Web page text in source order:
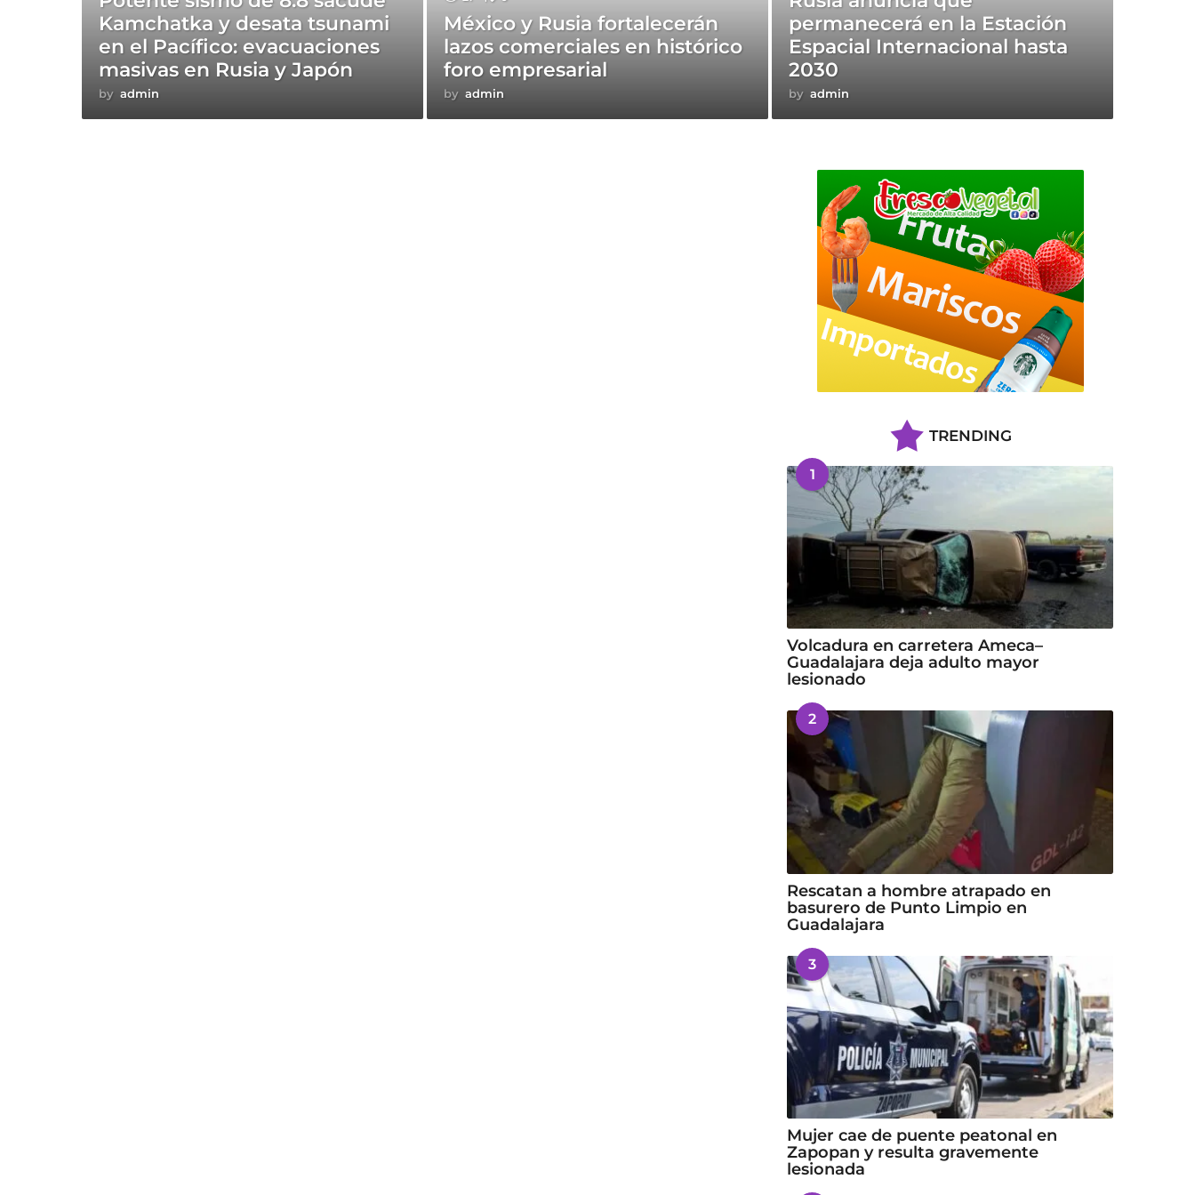
Kamchatka y desata tsunami
en el Pacífico: evacuaciones
masivas en Rusia y Japón
by admin
México y Rusia fortalecerán
lazos comerciales en histórico
foro empresarial
by admin
permanecerá en la Estación
Espacial Internacional hasta
2030
by admin
TRENDING
1
Volcadura en carretera Ameca–
Guadalajara deja adulto mayor
lesionado
2
Rescatan a hombre atrapado en
basurero de Punto Limpio en
Guadalajara
3
Mujer cae de puente peatonal en
Zapopan y resulta gravemente
lesionada